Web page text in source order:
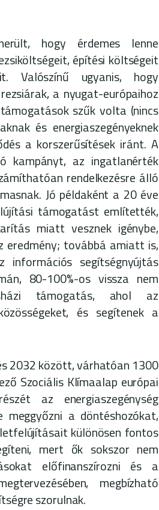
hogy érdemes lenne
építési költségeit
Valószínű ugyanis, hogy
a nyugat-európaihoz
szűk volta (nincs
és energiaszegényeknek
a korszerűsítések iránt. A
kampányt, az ingatlanérték
rendelkezésre álló
Jó példaként a 20 éve
támogatást említették,
miatt vesznek igénybe,
eredmény; továbbá amiatt is,
segítségnyújtás
80-100%-os vissza nem
támogatás, ahol az
és segítenek a
2032 között, várhatóan 1300
Szociális Klímaalap európai
az energiaszegénység
meggyőzni a döntéshozókat,
különösen fontos
mert ők sokszor nem
előfinanszírozni és a
megbízható
szorulnak.